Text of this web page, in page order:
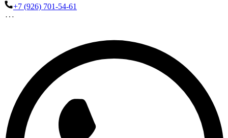
+7 (926) 701-54-61